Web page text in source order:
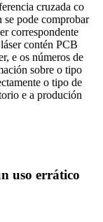
cruzada co
se pode comprobar
correspondente
contén PCB
e os números de
sobre o tipo
o tipo de
e a produción
uso errático